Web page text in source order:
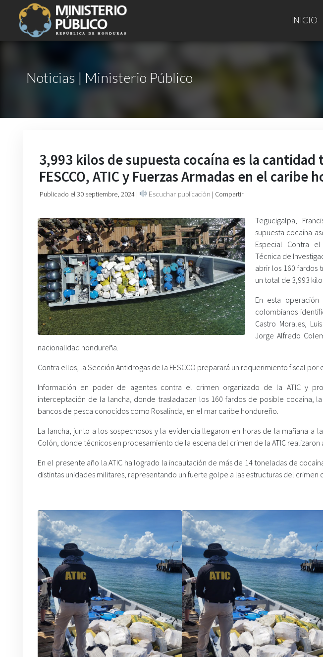
INICIO
Noticias | Ministerio Público
3,993 kilos de supuesta cocaína es la
FESCCO, ATIC y Fuerzas Armadas en el caribe
Publicado el 30 septiembre, 2024 | Escuchar publicación | Compartir
Tegucigalpa,
supuesta cocaína
Especial Contra el
Técnica de
abrir los 160 fardos
un total de 3,993
En esta
colombianos
Castro Morales,
Jorge Alfredo
nacionalidad hondureña.
Contra ellos, la Sección Antidrogas de la FESCCO preparará un requerimiento fiscal
Información en poder de agentes contra el crimen organizado de la ATIC y
interceptación de la lancha, donde trasladaban los 160 fardos de posible cocaína,
bancos de pesca conocidos como Rosalinda, en el mar caribe hondureño.
La lancha, junto a los sospechosos y la evidencia llegaron en horas de la mañana a
Colón, donde técnicos en procesamiento de la escena del crimen de la ATIC
En el presente año la ATIC ha logrado la incautación de más de 14 toneladas de
distintas unidades militares, representando un fuerte golpe a las estructuras del crimen